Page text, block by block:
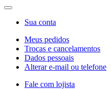
Sua conta
Meus pedidos
Trocas e cancelamentos
Dados pessoais
Alterar e-mail ou telefone
Fale com lojista